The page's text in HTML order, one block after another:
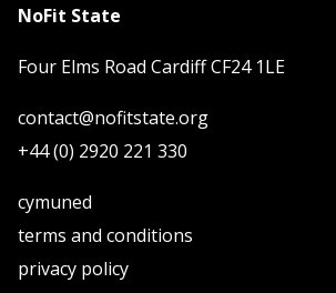
NoFit State
Four Elms Road Cardiff CF24 1LE
contact@nofitstate.org
+44 (0) 2920 221 330
cymuned
terms and conditions
privacy policy